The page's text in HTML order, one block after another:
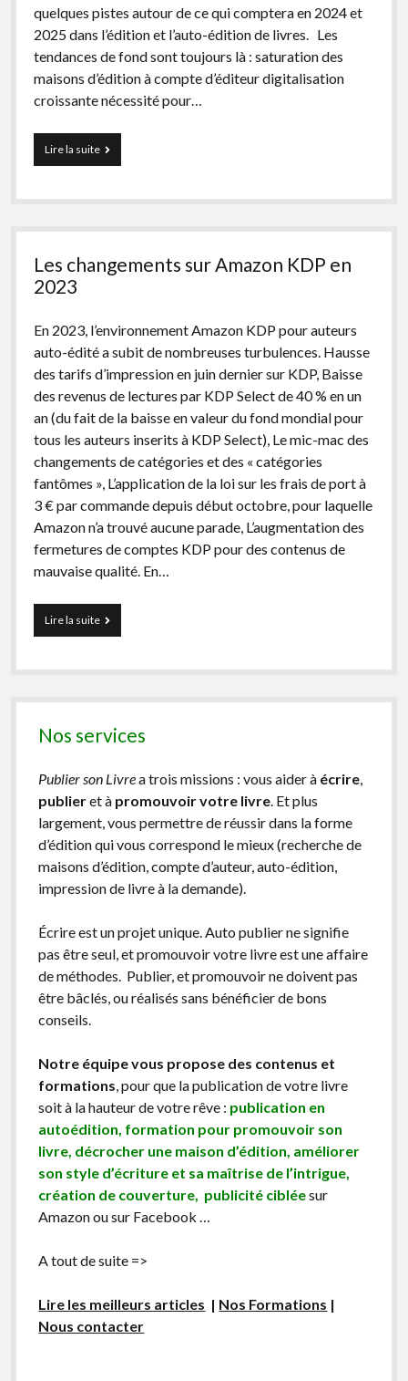
quelques pistes autour de ce qui comptera en 2024 et
2025 dans l’édition et l’auto-édition de livres. Les
tendances de fond sont toujours là : saturation des
maisons d’édition à compte d’éditeur digitalisation
croissante nécessité pour…
Lire la suiteEdition
et
édition
4
profonds
avec
Les changements sur Amazon KDP en
2023
En 2023, l’environnement Amazon KDP pour auteurs
auto-édité a subit de nombreuses turbulences. Hausse
des tarifs d’impression en juin dernier sur KDP, Baisse
des revenus de lectures par KDP Select de 40 % en un
an (du fait de la baisse en valeur du fond mondial pour
tous les auteurs inserits à KDP Select), Le mic-mac des
changements de catégories et des « catégories
fantômes », L’application de la loi sur les frais de port à
3 € par commande depuis début octobre, pour laquelle
Amazon n’a trouvé aucune parade, L’augmentation des
fermetures de comptes KDP pour des contenus de
mauvaise qualité. En…
Lire la suiteLes
changements
Amazon
en
Nos services
Publier son Livrea trois missions : vous aider à écrire,
publieret à promouvoir votre livre. Et plus
largement, vous permettre de réussir dans la forme
d’édition qui vous correspond le mieux (recherche de
maisons d’édition, compte d’auteur, auto-édition,
impression de livre à la demande).
Écrire est un projet unique. Auto publier ne signifie
pas être seul, et promouvoir votre livre est une affaire
de méthodes. Publier, et promouvoir ne doivent pas
être bâclés, ou réalisés sans bénéficier de bons
conseils.
Notre équipe vous propose des contenus et
formations, pour que la publication de votre livre
soit à la hauteur de votre rêve : publication en
autoédition, formation pour promouvoir son
livre, décrocher une maison d’édition, améliorer
son style d’écriture et sa maîtrise de l’intrigue,
création de couverture, publicité cibléesur
Amazon ou sur Facebook …
A tout de suite =>
Lire les meilleurs articles | Nos Formations |
Nous contacter